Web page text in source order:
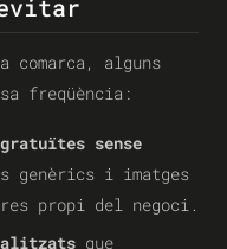
comarca, alguns
freqüència:
sense
genèrics i imatges
res propi del negoci.
que